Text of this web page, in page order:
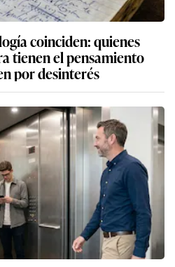
coinciden: quienes
tienen el pensamiento
por desinterés